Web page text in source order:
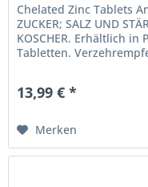
Chelated Zinc Tablets
ZUCKER; SALZ UND
KOSCHER. Erhältlich
Tabletten.
13,99 € *
Merken